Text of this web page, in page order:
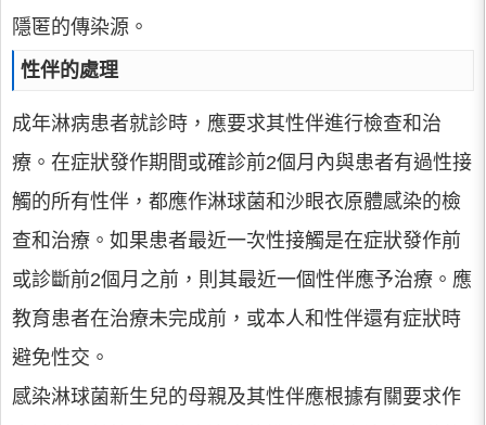
隱匿的傳染源。
性伴的處理
成年淋病患者就診時，應要求其性伴進行檢查和治
療。在症狀發作期間或確診前2個月內與患者有過性接
觸的所有性伴，都應作淋球菌和沙眼衣原體感染的檢
查和治療。如果患者最近一次性接觸是在症狀發作前
或診斷前2個月之前，則其最近一個性伴應予治療。應
教育患者在治療未完成前，或本人和性伴還有症狀時
避免性交。
感染淋球菌新生兒的母親及其性伴應根據有關要求作